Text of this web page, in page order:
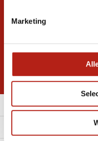
Marketing
Ontvang de
* Lees hier de wettelijke
Meer informatie